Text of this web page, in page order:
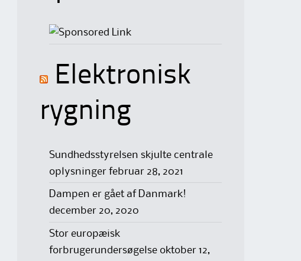
Elektronisk
rygning
Sundhedsstyrelsen skjulte centrale
oplysninger februar 28, 2021
Dampen er gået af Danmark!
december 20, 2020
Stor europæisk
forbrugerundersøgelse oktober 12,